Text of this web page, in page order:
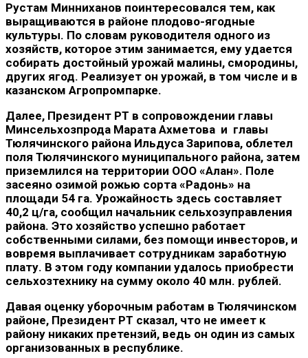
Рустам Минниханов поинтересовался тем, как
выращиваются в районе плодово-ягодные
культуры. По словам руководителя одного из
хозяйств, которое этим занимается, ему удается
собирать достойный урожай малины, смородины,
других ягод. Реализует он урожай, в том числе и в
казанском Агропромпарке.
Далее, Президент РТ в сопровождении главы
Минсельхозпрода Марата Ахметова и главы
Тюлячинского района Ильдуса Зарипова, облетел
поля Тюлячинского муниципального района, затем
приземлился на территории ООО «Алан». Поле
засеяно озимой рожью сорта «Радонь» на
площади 54 га. Урожайность здесь составляет
40,2 ц/га, сообщил начальник сельхозуправления
района. Это хозяйство успешно работает
собственными силами, без помощи инвесторов, и
вовремя выплачивает сотрудникам заработную
плату. В этом году компании удалось приобрести
сельхозтехнику на сумму около 40 млн. рублей.
Давая оценку уборочным работам в Тюлячинском
районе, Президент РТ сказал, что не имеет к
району никаких претензий, ведь он один из самых
организованных в республике.